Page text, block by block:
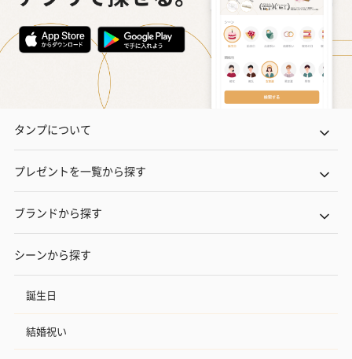
タンプについて
プレゼントを一覧から探す
ブランドから探す
シーンから探す
誕生日
結婚祝い